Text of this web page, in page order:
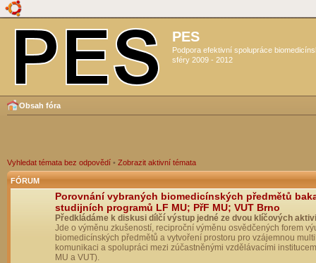
PES
Podpora efektivní spolupráce
sféry 2009 - 2012
Obsah fóra
Vyhledat témata bez odpovědí • Zobrazit aktivní témata
FÓRUM
Porovnání vybraných biomedicínských předmětů
studijních programů LF MU; PřF MU; VUT Brno
Předkládáme k diskusi dílčí výstup jedné ze dvou klíčových
Jde o výměnu zkušeností, reciproční výměnu osvědčených forem
biomedicínských předmětů a vytvoření prostoru pro vzájemnou
komunikaci a spolupráci mezi zúčastněnými vzdělávacími
MU a VUT).